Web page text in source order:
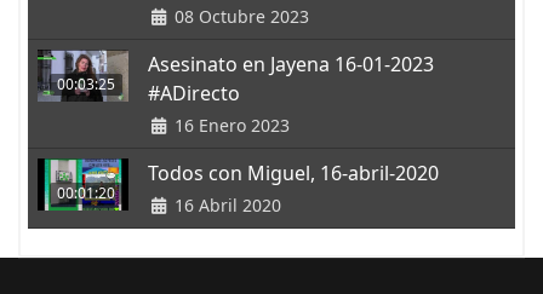
08 Octubre 2023
00:03:25
Asesinato en Jayena 16-01-2023
#ADirecto
16 Enero 2023
00:01:20
Todos con Miguel, 16-abril-2020
16 Abril 2020